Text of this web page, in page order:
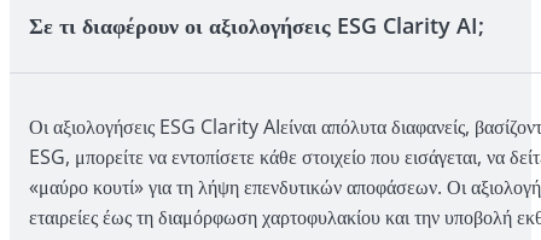
Σε τι διαφέρουν οι αξιολογήσεις ESG Clarity AI;
Οι αξιολογήσεις ESG Clarity AIείναι απόλυτα διαφανείς,
ESG, μπορείτε να εντοπίσετε κάθε στοιχείο που εισάγεται, να
«μαύρο κουτί» για τη λήψη επενδυτικών αποφάσεων. Οι
εταιρείες έως τη διαμόρφωση χαρτοφυλακίου και την υποβολή